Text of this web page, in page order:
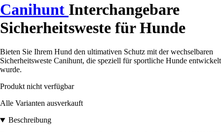
Canihunt Interchangebare
Sicherheitsweste für Hunde
Bieten Sie Ihrem Hund den ultimativen Schutz mit der wechselbaren
Sicherheitsweste Canihunt, die speziell für sportliche Hunde entwickelt
wurde.
Produkt nicht verfügbar
Alle Varianten ausverkauft
Beschreibung